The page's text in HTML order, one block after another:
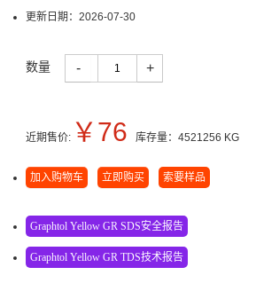
更新日期： 2026-07-30
数量 - +
近期售价: ￥76 库存量： 4521256 KG
加入购物车 立即购买 索要样品
Graphtol Yellow GR SDS安全报告
Graphtol Yellow GR TDS技术报告